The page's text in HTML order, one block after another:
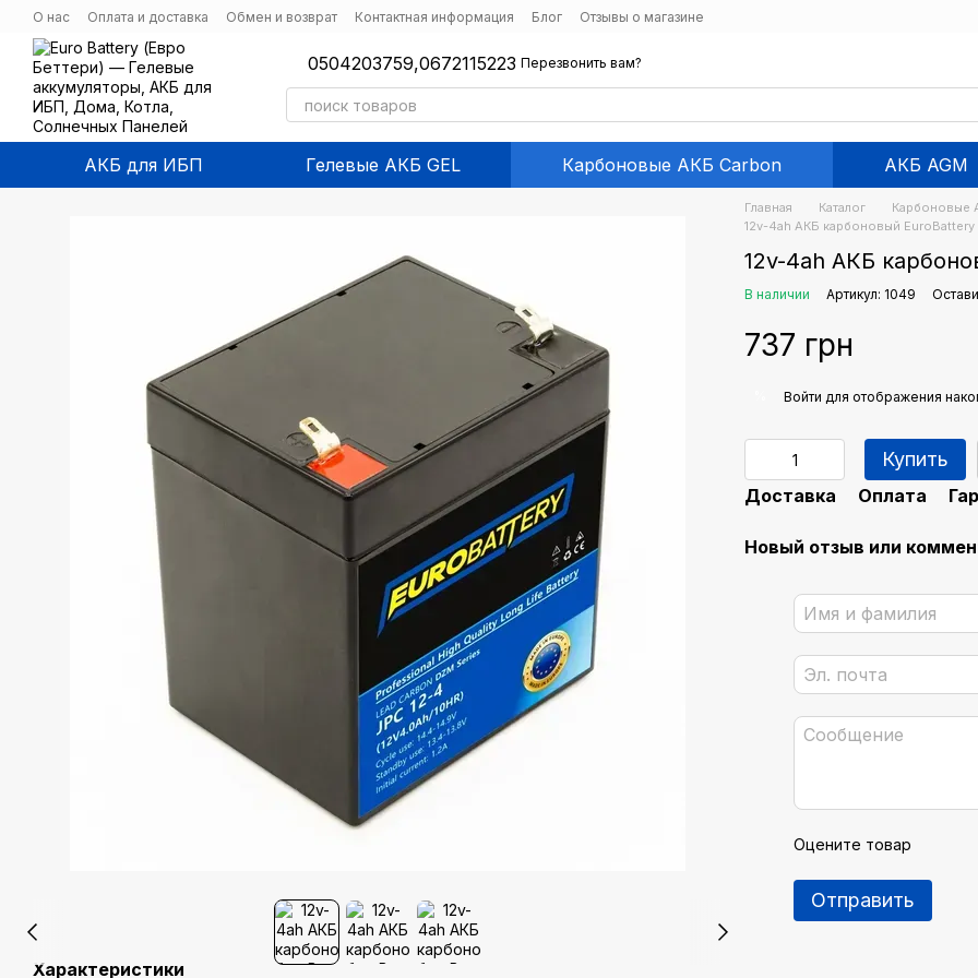
Перейти к основному контенту
О нас Оплата и доставка Обмен и возврат Контактная информация Блог Отзывы о магазине
0504203759,0672115223 Перезвонить вам?
АКБ для ИБП Гелевые АКБ GEL Карбоновые АКБ Carbon АКБ AGM
Характеристики
Главная Каталог Карбоновые
12v-4ah АКБ карбоновый EuroBattery
12v-4ah АКБ
В наличии Артикул: 1049
737 грн
Войти для отображения
Купить
Доставка Оплата
Новый отзыв или
Оцените товар
Отправить